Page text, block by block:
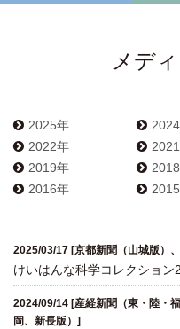
基本理念・ミッション
情報公開
施設の紹介
けいはんな「meta鼎談」
IIAS塾ジュニアセミナー
けいはんな「エジソンの会
フォーラム・シンポジウム
関係機関との連携
メデ
2025年
2022年
2019年
2016年
2025/03/17 [京都新聞（山城版）
けいはんな科学コレクショ
2024/09/14 [産経新聞（東・陸・
岡、新長版）]